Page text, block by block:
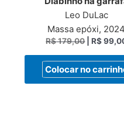
Leo DuLac
Massa epóxi, 2024
R$179,00|R$
Colocar no